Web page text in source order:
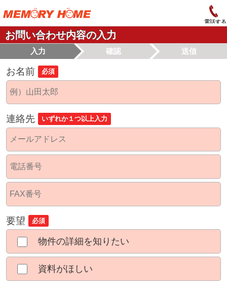
電話する
お問い合わせ内容の入力
入力 確認 送信
お名前 必須
連絡先 いずれか１つ以上入力
要望 必須
物件の詳細を知りたい
資料がほしい